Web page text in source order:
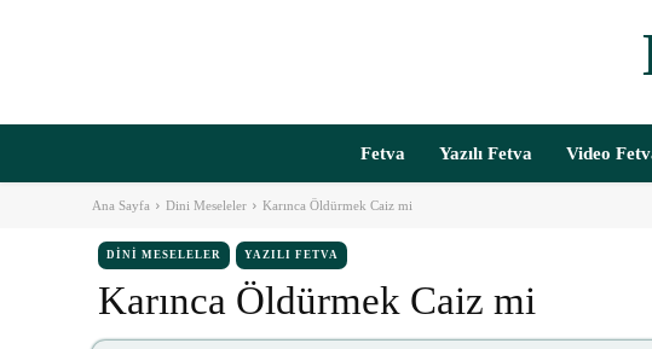
Fetva Yazılı Fetva Video
Ana Sayfa Dini Meseleler Karınca Öldürmek Caiz mi
DINI MESELELER YAZILI FETVA
Karınca Öldürmek Caiz mi